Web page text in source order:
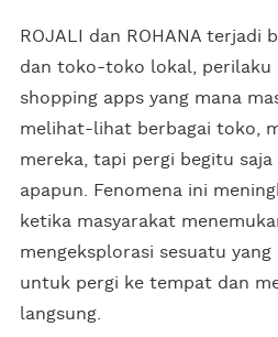
ROJALI dan ROHANA terjadi
dan toko-toko lokal, perilaku
shopping apps yang mana
melihat-lihat berbagai toko,
mereka, tapi pergi begitu
apapun. Fenomena ini
ketika masyarakat
mengeksplorasi sesuatu
untuk pergi ke tempat dan
langsung.